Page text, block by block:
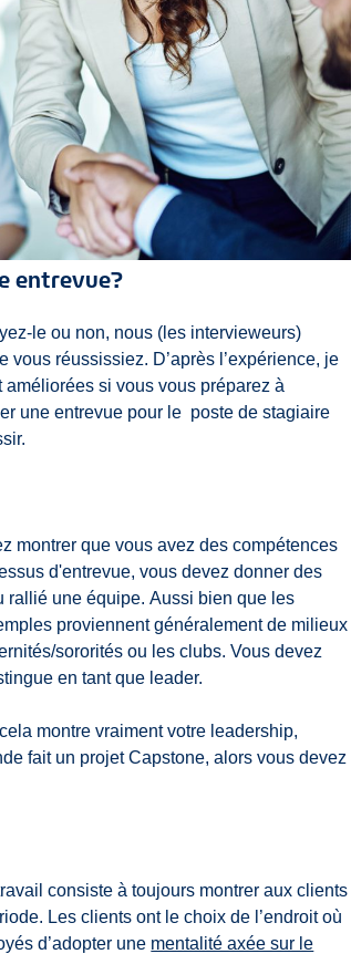
entrevue?
le ou non, nous (les intervieweurs)
réussissiez. D’après l’expérience, je
si vous vous préparez à
une entrevue pour le poste de stagiaire
montrer que vous avez des compétences
d'entrevue, vous devez donner des
rallié une équipe. Aussi bien que les
proviennent généralement de milieux
sororités ou les clubs. Vous devez
en tant que leader.
montre vraiment votre leadership,
fait un projet Capstone, alors vous devez
consiste à toujours montrer aux clients
Les clients ont le choix de l’endroit où
d’adopter une mentalité axée sur le